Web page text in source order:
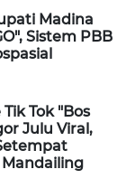
Madina
Sistem PBB
Tok "Bos
Julu Viral,